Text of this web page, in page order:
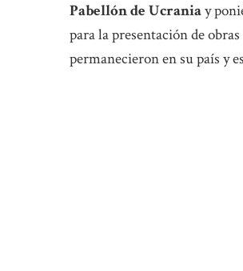
Pabellón de Ucraniay
para la presentación de
permanecieron en su país y